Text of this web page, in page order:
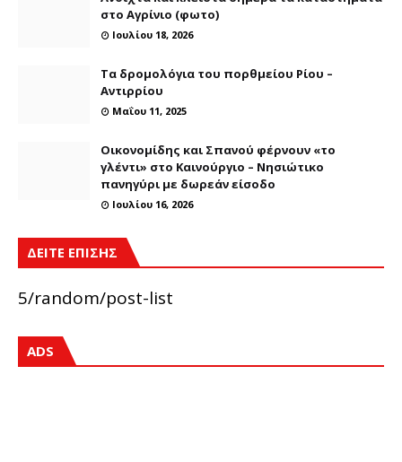
στο Αγρίνιο (φωτο)
Ιουλίου 18, 2026
Τα δρομολόγια του πορθμείου Ρίου –
Αντιρρίου
Μαΐου 11, 2025
Οικονομίδης και Σπανού φέρνουν «το
γλέντι» στο Καινούργιο – Νησιώτικο
πανηγύρι με δωρεάν είσοδο
Ιουλίου 16, 2026
ΔΕΙΤΕ ΕΠΙΣΗΣ
5/random/post-list
ADS